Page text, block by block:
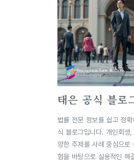
태은 공식 블로
법률 전문 정보를 쉽고 정
식 블로그입니다. 개인회생
양한 주제를 사례 중심으로
험을 바탕으로 실용적인 해